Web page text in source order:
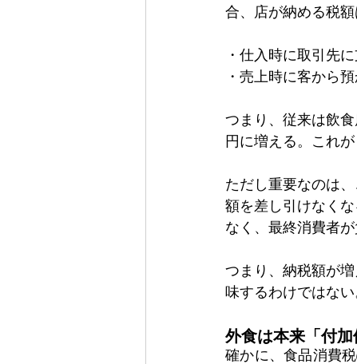
合、店が納める税額
・仕入時に取引先
・売上時に客から
つまり、従来は飲
円に増える。これ
ただし重要なのは
額を差し引けなく
なく、最終消費者
つまり、納税額が
味するわけではな
外食は本来「付
確かに、食品消費